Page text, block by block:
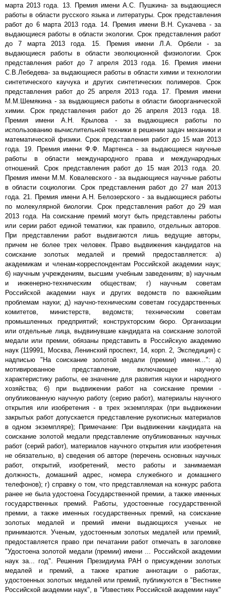
марта 2013 года. 13. Премия имени А.С. Пушкина- за выдающиеся
работы в области русского языка и литературы. Срок представления
работ до 6 марта 2013 года. 14. Премия имени В.Н. Сукачева - за
выдающиеся работы в области экологии. Срок представления работ
до 7 марта 2013 года. 15. Премия имени Л.А. Орбели - за
выдающиеся работы в области эволюционной физиологии. Срок
представления работ до 7 апреля 2013 года. 16. Премия имени
С.В.Лебедева- за выдающиеся работы в области химии и технологии
синтетического каучука и других синтетических полимеров. Срок
представления работ до 25 апреля 2013 года. 17. Премия имени
М.М.Шемякина - за выдающиеся работы в области биоорганической
химии. Срок представления работ до 26 апреля 2013 года. 18.
Премия имени А.Н. Крылова - за выдающиеся работы по
использованию вычислительной техники в решении задач механики и
математической физики. Срок представления работ до 15 мая 2013
года. 19. Премия имени Ф.Ф. Мартенса - за выдающиеся научные
работы в области международного права и международных
отношений. Срок представления работ до 15 мая 2013 года. 20.
Премия имени М.М. Ковалевского - за выдающиеся научные работы
в области социологии. Срок представления работ до 27 мая 2013
года. 21. Премия имени А.Н. Белозерского - за выдающиеся работы
по молекулярной биологии. Срок представления работ до 29 мая
2013 года. На соискание премий могут быть представлены работы
или серии работ единой тематики, как правило, отдельных авторов.
При представлении работ выдвигаются лишь ведущие авторы,
причем не более трех человек. Право выдвижения кандидатов на
соискание золотых медалей и премий предоставляется: а)
академикам и членам-корреспондентам Российской академии наук;
б) научным учреждениям, высшим учебным заведениям; в) научным
и инженерно-техническим обществам; г) научным советам
Российской академии наук и других ведомств по важнейшим
проблемам науки; д) научно-техническим советам государственных
комитетов, министерств, ведомств; техническим советам
промышленных предприятий; конструкторским бюро. Организации
или отдельные лица, выдвинувшие кандидата на соискание золотой
медали или премии, обязаны представить в Российскую академию
наук (119991, Москва, Ленинский проспект, 14, корп. 2, Экспедиция) с
надписью "На соискание золотой медали (премии) имени...": а)
мотивированное представление, включающее научную
характеристику работы, ее значение для развития науки и народного
хозяйства; б) при выдвижении работ на соискание премии -
опубликованную научную работу (серию работ), материалы научного
открытия или изобретения - в трех экземплярах (при выдвижении
закрытых работ допускается представление рукописных материалов
в одном экземпляре); Примечание: При выдвижении кандидата на
соискание золотой медали представление опубликованных научных
работ (серий работ), материалов научного открытия или изобретения
не обязательно, в) сведения об авторе (перечень основных научных
работ, открытий, изобретений, место работы и занимаемая
должность, домашний адрес, номера служебного и домашнего
телефонов); г) справку о том, что представляемая на конкурс работа
ранее не была удостоена Государственной премии, а также именных
государственных премий. Работы, удостоенные государственной
премии, а также именных государственных премий, на соискание
золотых медалей и премий имени выдающихся ученых не
принимаются. Ученым, удостоенным золотых медалей или премий,
предоставляется право при печатании работ отмечать в заголовке
"Удостоена золотой медали (премии) имени ... Российской академии
наук за... год". Решения Президиума РАН о присуждении золотых
медалей и премий, а также краткие аннотации о работах,
удостоенных золотых медалей или премий, публикуются в "Вестнике
Российской академии наук", в "Известиях Российской академии наук"